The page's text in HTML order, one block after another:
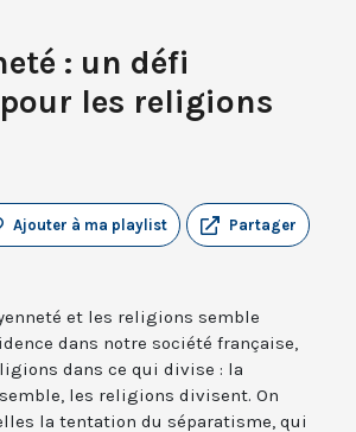
: un défi
les religions
Partager
Ajouter à ma playlist
et les religions semble
dans notre société française,
dans ce qui divise : la
les religions divisent. On
la tentation du séparatisme, qui